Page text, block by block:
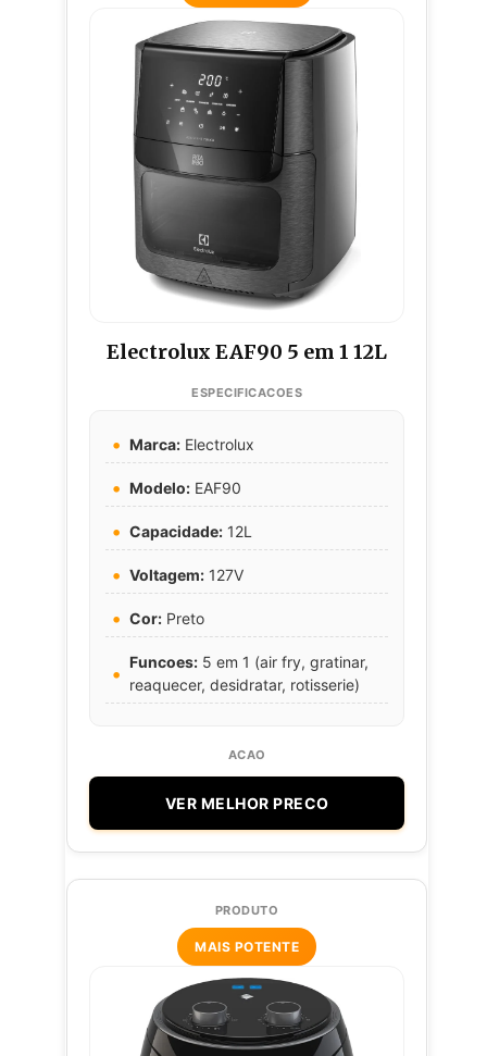
Electrolux EAF90 5 em 1 12L
Marca: Electrolux
Modelo: EAF90
Capacidade: 12L
Voltagem: 127V
Cor: Preto
Funcoes: 5 em 1 (air fry, gratinar,
reaquecer, desidratar, rotisserie)
VER MELHOR PRECO
MAIS POTENTE